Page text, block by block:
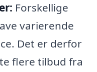
Forskellige
varierende
Det er derfor
flere tilbud fra